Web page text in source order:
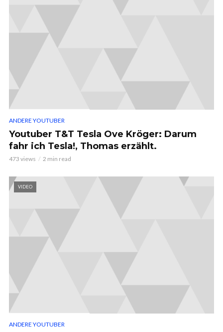
ANDERE YOUTUBER
Youtuber T&T Tesla Ove Kröger: Darum
fahr ich Tesla!, Thomas erzählt.
473 views 2 min read
VIDEO
ANDERE YOUTUBER